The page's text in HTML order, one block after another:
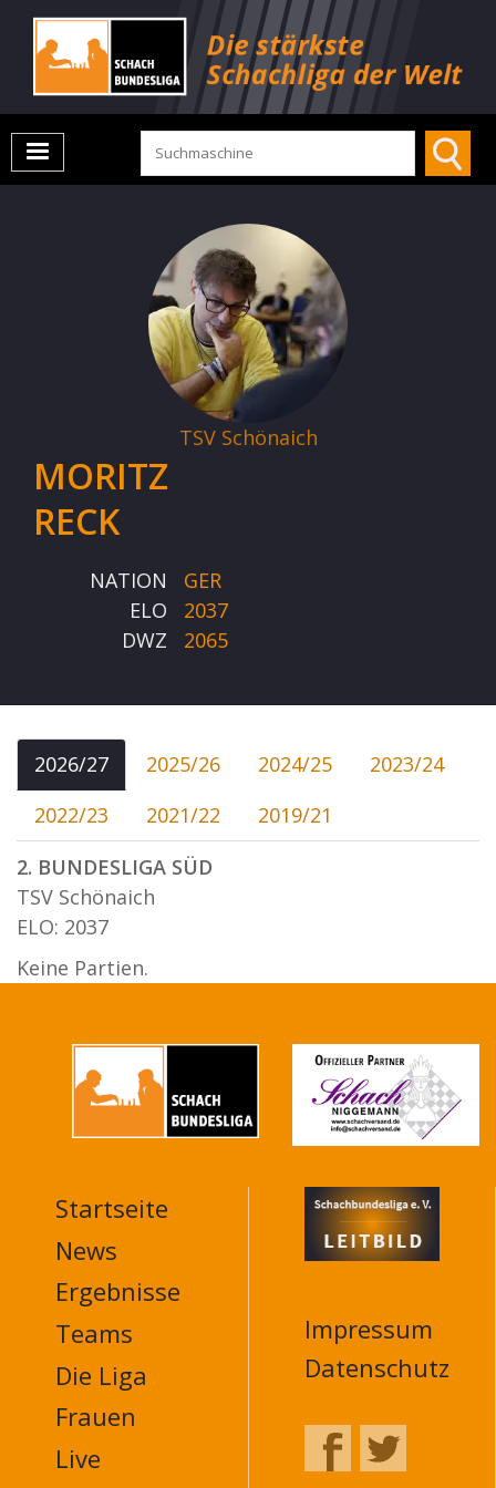
TSV Schönaich
MORITZ
RECK
NATION
GER
ELO
2037
DWZ
2065
2026/27 2025/26 2024/25
2023/24
2022/23
2021/22
2019/21
2. BUNDESLIGA SÜD
TSV Schönaich
ELO: 2037
Keine Partien.
MAIN
NAVIGATION
FOOTER
Startseite
News
Ergebnisse
Teams
Die Liga
Frauen
Live
Impressum
Datenschutz